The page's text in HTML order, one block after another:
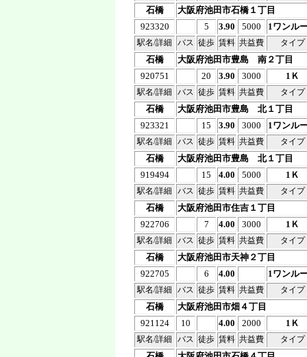
石橋
大阪府池田市石橋１丁目
923320
5 3.90 5000 1ワンル
駅名/詳細 バス 徒歩 賃料 共益費 タイプ
石橋
大阪府池田市豊島 南２丁目
920751
20 3.90 3000 1Ｋ
駅名/詳細 バス 徒歩 賃料 共益費 タイプ
石橋
大阪府池田市豊島 北１丁目
923321
15 3.90 3000 1ワンル
駅名/詳細 バス 徒歩 賃料 共益費 タイプ
石橋
大阪府池田市豊島 北１丁目
919494
15 4.00 5000 1Ｋ
駅名/詳細 バス 徒歩 賃料 共益費 タイプ
石橋
大阪府池田市住吉１丁目
922706
7 4.00 3000 1Ｋ
駅名/詳細 バス 徒歩 賃料 共益費 タイプ
石橋
大阪府池田市天神２丁目
922705
6 4.00 1ワンル
駅名/詳細 バス 徒歩 賃料 共益費 タイプ
石橋
大阪府池田市畑４丁目
921124
10 4.00 2000 1Ｋ
駅名/詳細 バス 徒歩 賃料 共益費 タイプ